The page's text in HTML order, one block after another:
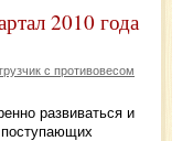
2010 года
с противовесом
развиваться и
поступающих